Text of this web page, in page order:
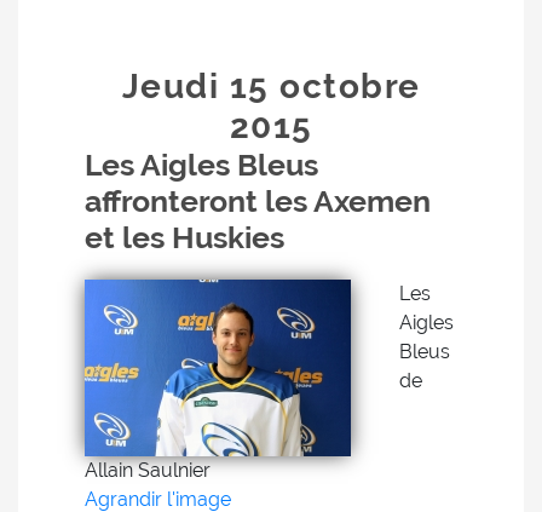
Jeudi 15 octobre
2015
Les Aigles Bleus
affronteront les Axemen
et les Huskies
Allain Saulnier
Agrandir l'image
Les
Aigles
Bleus
de